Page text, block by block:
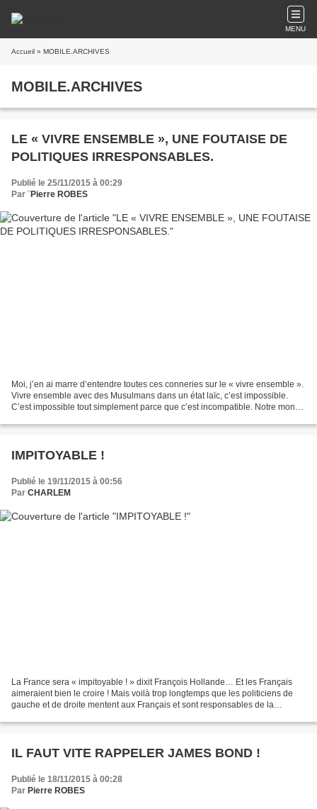
MENU
Accueil » MOBILE.ARCHIVES
MOBILE.ARCHIVES
LE « VIVRE ENSEMBLE », UNE FOUTAISE DE
POLITIQUES IRRESPONSABLES.
Publié le 25/11/2015 à 00:29
Par ¨Pierre ROBES
Moi, j’en ai marre d’entendre toutes ces conneries sur le « vivre ensemble ».
Vivre ensemble avec des Musulmans dans un état laïc, c’est impossible.
C’est impossible tout simplement parce que c’est incompatible. Notre monde
IMPITOYABLE !
Publié le 19/11/2015 à 00:56
Par CHARLEM
La France sera « impitoyable ! » dixit François Hollande… Et les Français
aimeraient bien le croire ! Mais voilà trop longtemps que les politiciens de
gauche et de droite mentent aux Français et sont responsables de la
IL FAUT VITE RAPPELER JAMES BOND !
Publié le 18/11/2015 à 00:28
Par Pierre ROBES